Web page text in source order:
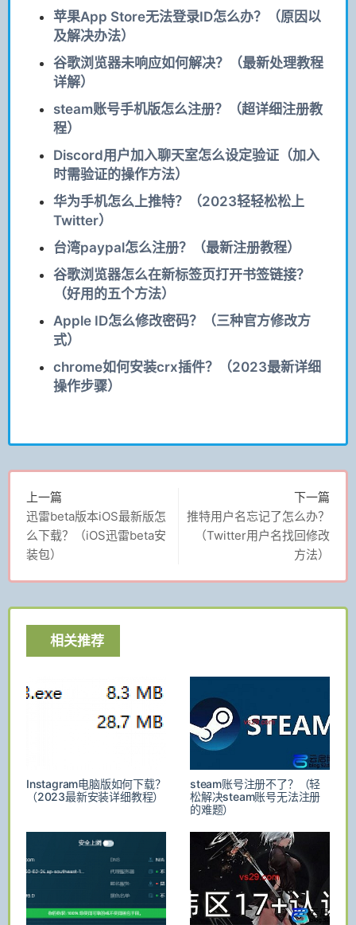
苹果App Store无法登录ID怎么办？（原因以
及解决办法）
谷歌浏览器未响应如何解决？（最新处理教程
详解）
steam账号手机版怎么注册？（超详细注册教
程）
Discord用户加入聊天室怎么设定验证（加入
时需验证的操作方法）
华为手机怎么上推特？（2023轻轻松松上
Twitter）
台湾paypal怎么注册？（最新注册教程）
谷歌浏览器怎么在新标签页打开书签链接？
（好用的五个方法）
Apple ID怎么修改密码？（三种官方修改方
式）
chrome如何安装crx插件？（2023最新详细
操作步骤）
上一篇
迅雷beta版本iOS最新版怎
么下载？（iOS迅雷beta安
装包）
下一篇
推特用户名忘记了怎么办？
（Twitter用户名找回修改
方法）
相关推荐
Instagram电脑版如何下载？
（2023最新安装详细教程）
steam账号注册不了？（轻
松解决steam账号无法注册
的难题）